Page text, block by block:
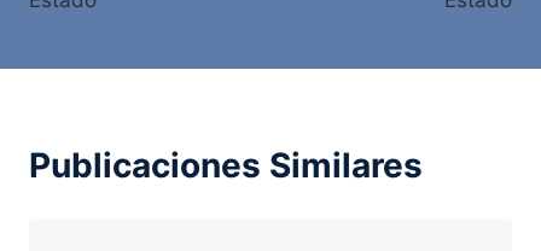
Publicaciones Similares